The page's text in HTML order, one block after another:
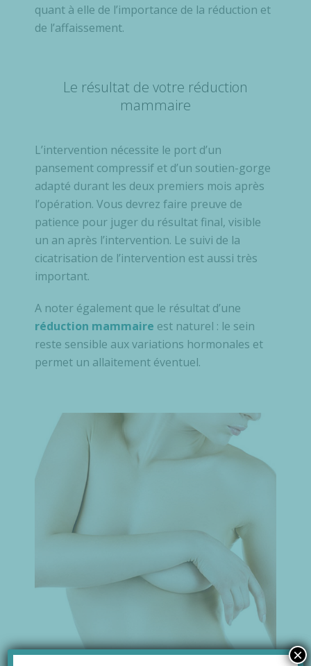
quant à elle de l’importance de la réduction et
de l’affaissement.
Le résultat de votre réduction
mammaire
L’intervention nécessite le port d’un
pansement compressif et d’un soutien-gorge
adapté durant les deux premiers mois après
l’opération. Vous devrez faire preuve de
patience pour juger du résultat final, visible
un an après l’intervention. Le suivi de la
cicatrisation de l’intervention est aussi très
important.
A noter également que le résultat d’une
réduction mammaire est naturel : le sein
reste sensible aux variations hormonales et
permet un allaitement éventuel.
×